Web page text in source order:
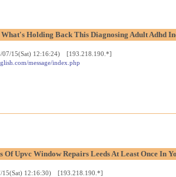
What's Holding Back This Diagnosing Adult Adhd
07/15(Sat) 12:16:24) [193.218.190.*]
message/index.php
Of Upvc Window Repairs Leeds At Least Once In
15(Sat) 12:16:30) [193.218.190.*]